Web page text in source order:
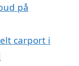
på
carport i